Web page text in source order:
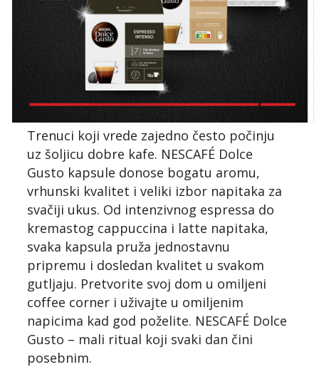
Trenuci koji vrede zajedno često počinju
uz šoljicu dobre kafe. NESCAFÉ Dolce
Gusto kapsule donose bogatu aromu,
vrhunski kvalitet i veliki izbor napitaka za
svačiji ukus. Od intenzivnog espressa do
kremastog cappuccina i latte napitaka,
svaka kapsula pruža jednostavnu
pripremu i dosledan kvalitet u svakom
gutljaju. Pretvorite svoj dom u omiljeni
coffee corner i uživajte u omiljenim
napicima kad god poželite. NESCAFÉ Dolce
Gusto – mali ritual koji svaki dan čini
posebnim.